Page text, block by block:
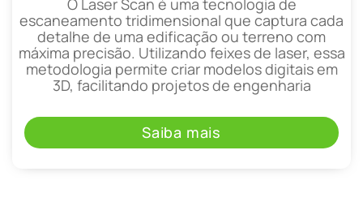
escaneamento tridimensional que captura cada
detalhe de uma edificação ou terreno com
máxima precisão. Utilizando feixes de laser, essa
metodologia permite criar modelos digitais em
3D, facilitando projetos de engenharia
Saiba mais